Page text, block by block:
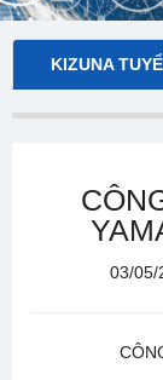
KIZUNA
03/05/